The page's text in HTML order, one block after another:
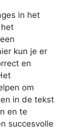
in het
kun je er
en
om
in de tekst
en te
succesvolle